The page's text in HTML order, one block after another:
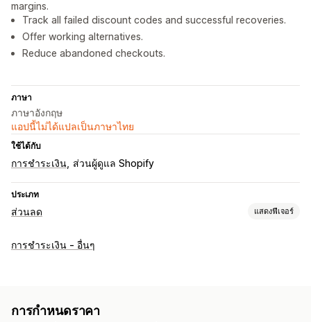
margins.
Track all failed discount codes and successful recoveries.
Offer working alternatives.
Reduce abandoned checkouts.
ภาษา
ภาษาอังกฤษ
แอปนี้ไม่ได้แปลเป็นภาษาไทย
ใช้ได้กับ
การชำระเงิน ส่วนผู้ดูแล Shopify
ประเภท
ส่วนลด แสดงฟีเจอร์
การจัดการส่วนลด
การชำระเงิน - อื่นๆ
การกำหนดราคา